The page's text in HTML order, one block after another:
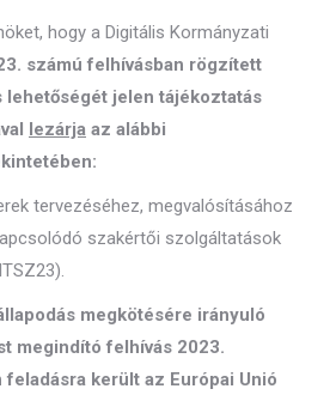
hogy a Digitális Kormányzati
számú felhívásban rögzített
lehetőségét jelen tájékoztatás
lezárja az alábbi
tervezéséhez, megvalósításához
szakértői szolgáltatások
megkötésére irányuló
megindító felhívás 2023.
került az Európai Unió